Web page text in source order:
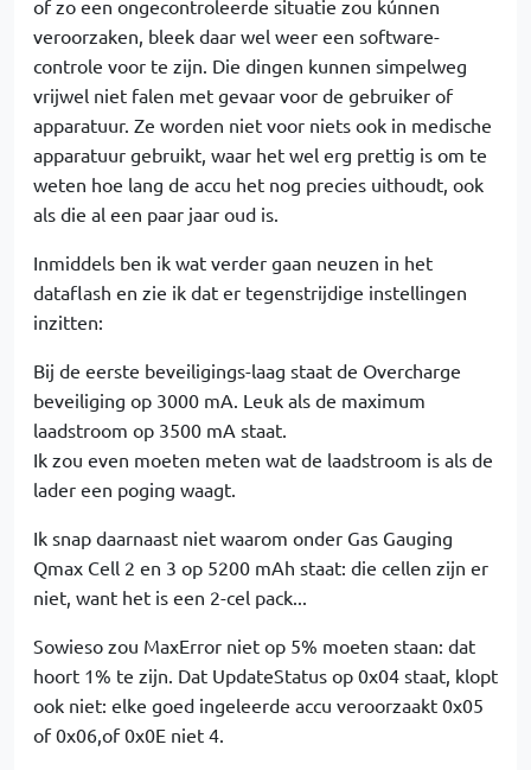
of zo een ongecontroleerde situatie zou kúnnen
veroorzaken, bleek daar wel weer een software-
controle voor te zijn. Die dingen kunnen simpelweg
vrijwel niet falen met gevaar voor de gebruiker of
apparatuur. Ze worden niet voor niets ook in medische
apparatuur gebruikt, waar het wel erg prettig is om te
weten hoe lang de accu het nog precies uithoudt, ook
als die al een paar jaar oud is.
Inmiddels ben ik wat verder gaan neuzen in het
dataflash en zie ik dat er tegenstrijdige instellingen
inzitten:
Bij de eerste beveiligings-laag staat de Overcharge
beveiliging op 3000 mA. Leuk als de maximum
laadstroom op 3500 mA staat.
Ik zou even moeten meten wat de laadstroom is als de
lader een poging waagt.
Ik snap daarnaast niet waarom onder Gas Gauging
Qmax Cell 2 en 3 op 5200 mAh staat: die cellen zijn er
niet, want het is een 2-cel pack...
Sowieso zou MaxError niet op 5% moeten staan: dat
hoort 1% te zijn. Dat UpdateStatus op 0x04 staat, klopt
ook niet: elke goed ingeleerde accu veroorzaakt 0x05
of 0x06,of 0x0E niet 4.